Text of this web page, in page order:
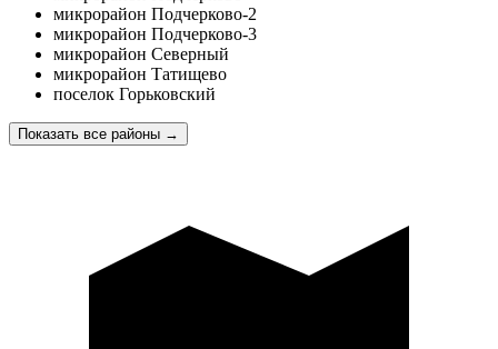
микрорайон Подчерково-2
микрорайон Подчерково-3
микрорайон Северный
микрорайон Татищево
поселок Горьковский
Показать все районы →